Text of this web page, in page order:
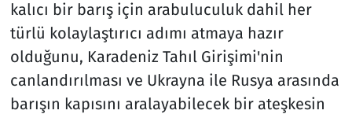
kalıcı bir barış için arabuluculuk dahil her
türlü kolaylaştırıcı adımı atmaya hazır
olduğunu, Karadeniz Tahıl Girişimi'nin
canlandırılması ve Ukrayna ile Rusya arasında
barışın kapısını aralayabilecek bir ateşkesin